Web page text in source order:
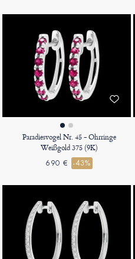
Paradiesvogel Nr. 45 - Ohrringe
Weißgold 375 (9K)
690 € -43%